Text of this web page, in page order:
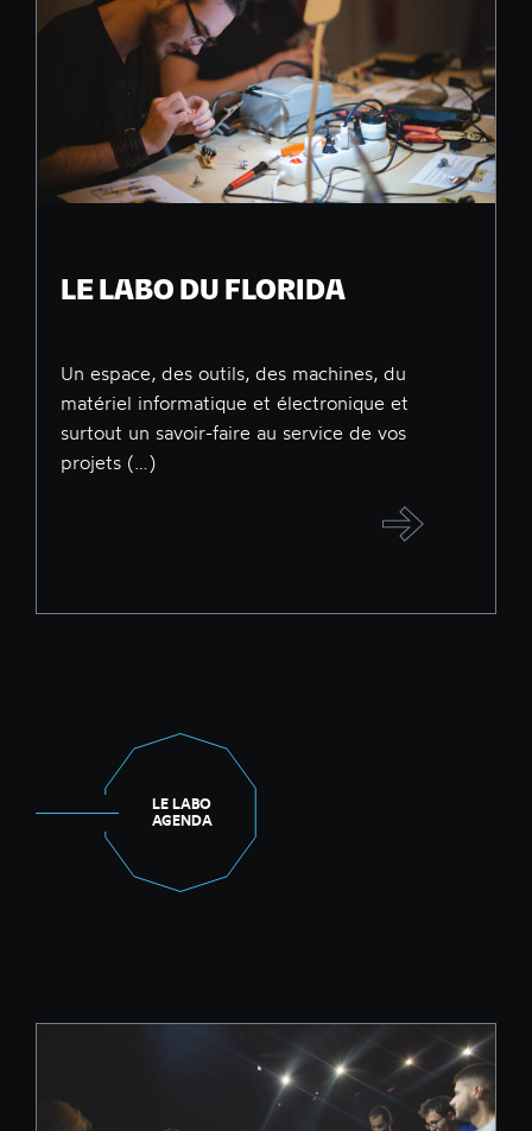
LE LABO DU FLORIDA
Un espace, des outils, des machines, du
matériel informatique et électronique et
surtout un savoir-faire au service de vos
projets (…)
LE LABO
AGENDA